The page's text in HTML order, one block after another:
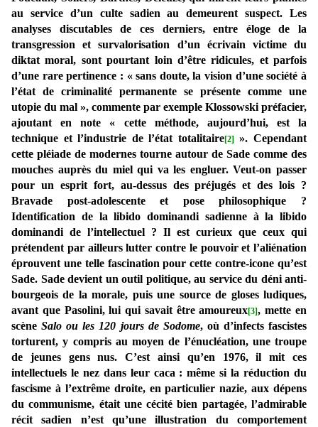
au service d’un culte sadien au demeurent suspect. Les
analyses discutables de ces derniers, entre éloge de la
transgression et survalorisation d’un écrivain victime du
diktat moral, sont pourtant loin d’être ridicules, et parfois
d’une rare pertinence : « sans doute, la vision d’une société à
l’état de criminalité permanente se présente comme une
utopie du mal », commente par exemple Klossowski préfacier,
ajoutant en note « cette méthode, aujourd’hui, est la
technique et l’industrie de l’état totalitaire[2]». Cependant
cette pléiade de modernes tourne autour de Sade comme des
mouches auprès du miel qui va les engluer. Veut-on passer
pour un esprit fort, au-dessus des préjugés et des lois ?
Bravade post-adolescente et pose philosophique ?
Identification de la libido dominandi sadienne à la libido
dominandi de l’intellectuel ? Il est curieux que ceux qui
prétendent par ailleurs lutter contre le pouvoir et l’aliénation
éprouvent une telle fascination pour cette contre-icone qu’est
Sade. Sade devient un outil politique, au service du déni anti-
bourgeois de la morale, puis une source de gloses ludiques,
avant que Pasolini, lui qui savait être amoureux[3], mette en
scèneSalo ou les 120 jours de Sodome, où d’infects fascistes
torturent, y compris au moyen de l’énucléation, une troupe
de jeunes gens nus. C’est ainsi qu’en 1976, il mit ces
intellectuels le nez dans leur caca : même si la réduction du
fascisme à l’extrême droite, en particulier nazie, aux dépens
du communisme, était une cécité bien partagée, l’admirable
récit sadien n’est qu’une illustration du comportement